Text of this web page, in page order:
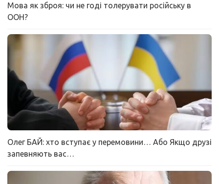
Мова як зброя: чи не годі толерувати російську в
ООН?
Олег БАЙ: хто вступає у перемовини… Або Якщо друзі
запевняють вас…